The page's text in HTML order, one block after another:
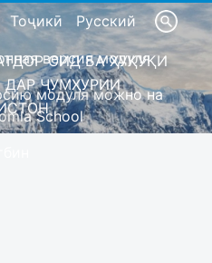
Тоҷикӣ Русский
версия модуля
модуля можно на
School
ОИД БА ҲУҚУҚИ
ҶУМҲУРИИ